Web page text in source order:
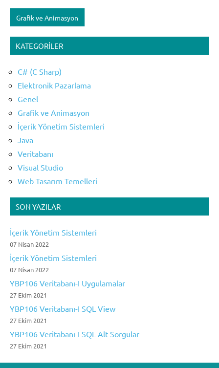
Grafik ve Animasyon
KATEGORILER
C# (C Sharp)
Elektronik Pazarlama
Genel
Grafik ve Animasyon
İçerik Yönetim Sistemleri
Java
Veritabanı
Visual Studio
Web Tasarım Temelleri
SON YAZILAR
İçerik Yönetim Sistemleri
07 Nisan 2022
İçerik Yönetim Sistemleri
07 Nisan 2022
YBP106 Veritabanı-I Uygulamalar
27 Ekim 2021
YBP106 Veritabanı-I SQL View
27 Ekim 2021
YBP106 Veritabanı-I SQL Alt Sorgular
27 Ekim 2021